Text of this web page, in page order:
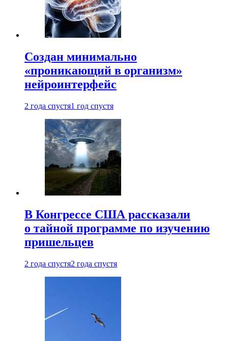
Создан минимально
«проникающий в организм»
нейроинтерфейс
2 года спустя1 год спустя
В Конгрессе США рассказали
о тайной программе по изучению
пришельцев
2 года спустя2 года спустя